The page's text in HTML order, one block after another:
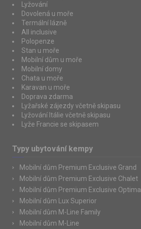
Lyžování
Dovolená u moře
Termální lázně
All inclusive
Polopenze
Stan u moře
Mobilní dům u moře
Mobilní domy
Chata u moře
Karavan u moře
Doprava zdarma
Lyžařské zájezdy včetně skipasu
Lyžování Itálie včetně skipasu
Lyže Francie se skipasem
Typy ubytování kempy
Mobilní dům Premium Exclusive Grand
Mobilní dům Premium Exclusive Chalet
Mobilní dům Premium Exclusive Optimal
Mobilní dům Lux Superior
Mobilní dům M-Line Family
Mobilní dům M-Line